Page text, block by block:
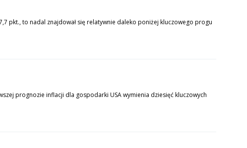
pkt., to nadal znajdował się relatywnie daleko poniżej kluczowego progu
prognozie inflacji dla gospodarki USA wymienia dziesięć kluczowych